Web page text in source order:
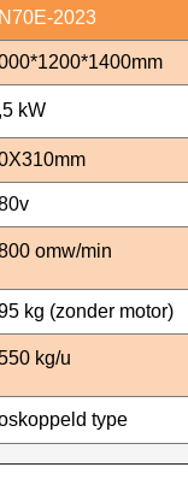
2023
kW
omw/min
kg (zonder motor)
kg/u
type